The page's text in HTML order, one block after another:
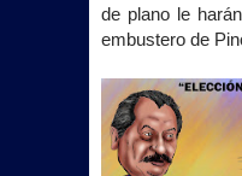
de plano le
embustero de